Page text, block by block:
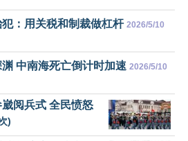
：用关税和制裁做杠杆 2026/5/10
中南海死亡倒计时加速 2026/5/10
阅兵式 全民愤怒
)